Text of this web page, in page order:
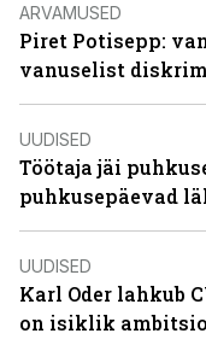
ARVAMUSED
Piret Potisepp:
vanuselist
UUDISED
Töötaja jäi
puhkusepäevad
UUDISED
Karl Oder lahkub
on isiklik